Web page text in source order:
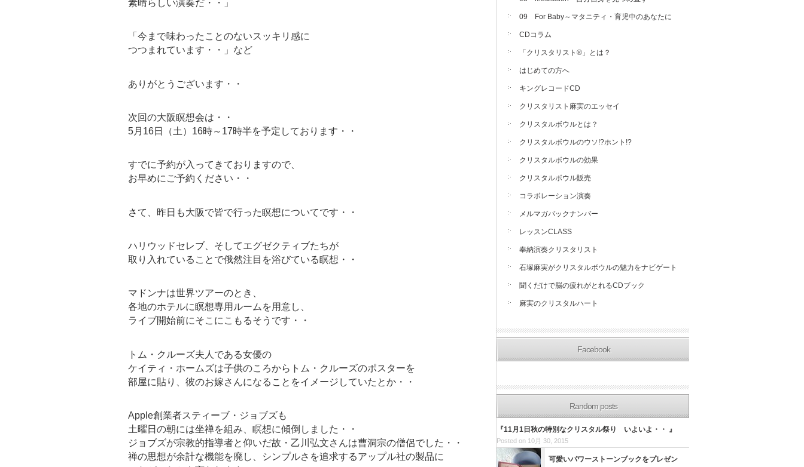
素晴らしい演奏だ・・」
「今まで味わったことのないスッキリ感に
つつまれています・・」など
ありがとうございます・・
次回の大阪瞑想会は・・
5月16日（土）16時～17時半を予定しております・・
すでに予約が入ってきておりますので、
お早めにご予約ください・・
さて、昨日も大阪で皆で行った瞑想についてです・・
ハリウッドセレブ、そしてエグゼクティブたちが
取り入れていることで俄然注目を浴びている瞑想・・
マドンナは世界ツアーのとき、
各地のホテルに瞑想専用ルームを用意し、
ライブ開始前にそこにこもるそうです・・
トム・クルーズ夫人である女優の
ケイティ・ホームズは子供のころからトム・クルーズのポスターを
部屋に貼り、彼のお嫁さんになることをイメージしていたとか・・
Apple創業者スティーブ・ジョブズも
土曜日の朝には坐禅を組み、瞑想に傾倒しました・・
ジョブズが宗教的指導者と仰いだ故・乙川弘文さんは曹洞宗の僧侶でした・・
禅の思想が余計な機能を廃し、シンプルさを追求するアップル社の製品に
09 For Baby～マタニティ・育児中のあなたに
CDコラム
「クリスタリスト®」とは？
はじめての方へ
キングレコードCD
クリスタリスト麻実のエッセイ
クリスタルボウルとは？
クリスタルボウルのウソ!?ホント!?
クリスタルボウルの効果
クリスタルボウル販売
コラボレーション演奏
メルマガバックナンバー
レッスンCLASS
奉納演奏クリスタリスト
石塚麻実がクリスタルボウルの魅力をナビゲート
聞くだけで脳の疲れがとれるCDブック
麻実のクリスタルハート
Facebook
Random posts
『11月1日秋の特別なクリスタル祭り いよいよ・・ 』
Posted on 10月 30, 2015
可愛いパワーストーンブックをプレゼン